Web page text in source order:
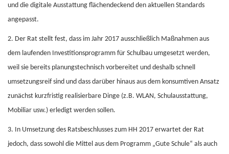
und die digitale Ausstattung flächendeckend den aktuellen Standards
angepasst.
2. Der Rat stellt fest, dass im Jahr 2017 ausschließlich Maßnahmen aus
dem laufenden Investitionsprogramm für Schulbau umgesetzt werden,
weil sie bereits planungstechnisch vorbereitet und deshalb schnell
umsetzungsreif sind und dass darüber hinaus aus dem konsumtiven Ansatz
zunächst kurzfristig realisierbare Dinge (z.B. WLAN, Schulausstattung,
Mobiliar usw.) erledigt werden sollen.
3. In Umsetzung des Ratsbeschlusses zum HH 2017 erwartet der Rat
jedoch, dass sowohl die Mittel aus dem Programm „Gute Schule“ als auch